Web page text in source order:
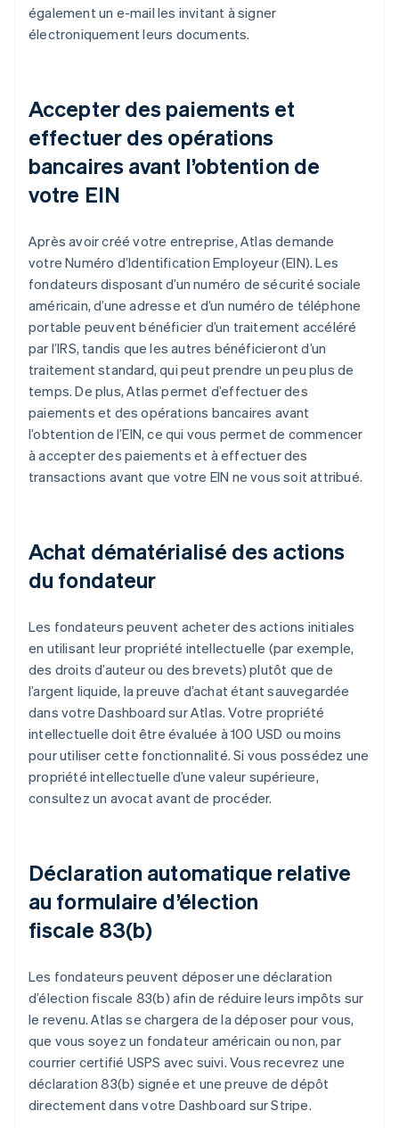
également un e-mail les invitant à signer
électroniquement leurs documents.
Accepter des paiements et
effectuer des opérations
bancaires avant l’obtention de
votre EIN
Après avoir créé votre entreprise, Atlas demande
votre Numéro d’Identification Employeur (EIN). Les
fondateurs disposant d’un numéro de sécurité sociale
américain, d’une adresse et d’un numéro de téléphone
portable peuvent bénéficier d’un traitement accéléré
par l’IRS, tandis que les autres bénéficieront d’un
traitement standard, qui peut prendre un peu plus de
temps. De plus, Atlas permet d’effectuer des
paiements et des opérations bancaires avant
l’obtention de l’EIN, ce qui vous permet de commencer
à accepter des paiements et à effectuer des
transactions avant que votre EIN ne vous soit attribué.
Achat dématérialisé des actions
du fondateur
Les fondateurs peuvent acheter des actions initiales
en utilisant leur propriété intellectuelle (par exemple,
des droits d’auteur ou des brevets) plutôt que de
l’argent liquide, la preuve d’achat étant sauvegardée
dans votre Dashboard sur Atlas. Votre propriété
intellectuelle doit être évaluée à 100 USD ou moins
pour utiliser cette fonctionnalité. Si vous possédez une
propriété intellectuelle d’une valeur supérieure,
consultez un avocat avant de procéder.
Déclaration automatique relative
au formulaire d’élection
fiscale 83(b)
Les fondateurs peuvent déposer une déclaration
d’élection fiscale 83(b) afin de réduire leurs impôts sur
le revenu. Atlas se chargera de la déposer pour vous,
que vous soyez un fondateur américain ou non, par
courrier certifié USPS avec suivi. Vous recevrez une
déclaration 83(b) signée et une preuve de dépôt
directement dans votre Dashboard sur Stripe.